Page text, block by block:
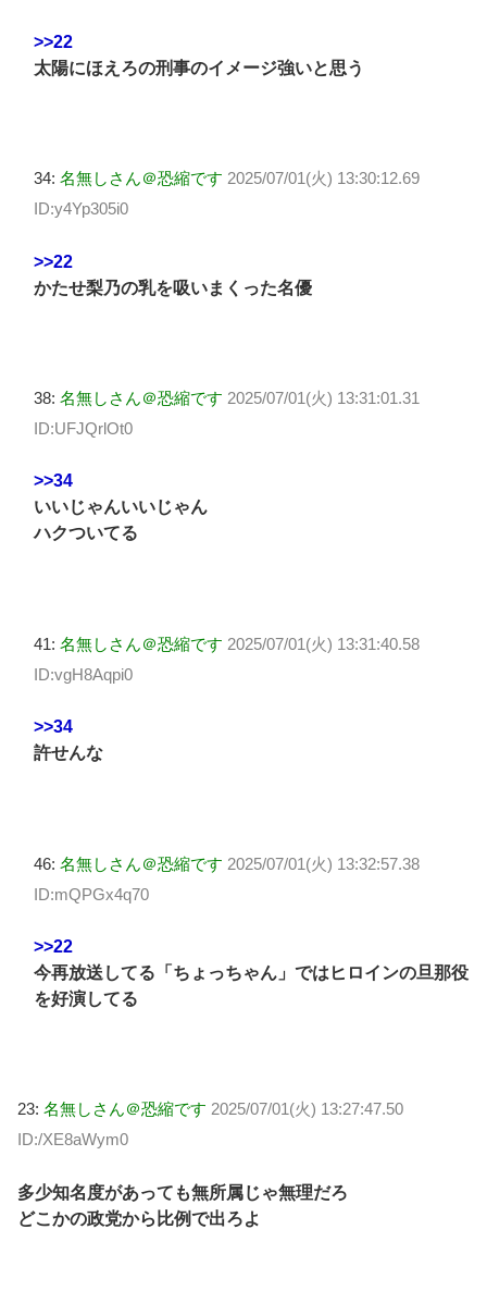
>>22
太陽にほえろの刑事のイメージ強いと思う
34: 名無しさん＠恐縮です 2025/07/01(火) 13:30:12.69
ID:y4Yp305i0
>>22
かたせ梨乃の乳を吸いまくった名優
38: 名無しさん＠恐縮です 2025/07/01(火) 13:31:01.31
ID:UFJQrlOt0
>>34
いいじゃんいいじゃん
ハクついてる
41: 名無しさん＠恐縮です 2025/07/01(火) 13:31:40.58
ID:vgH8Aqpi0
>>34
許せんな
46: 名無しさん＠恐縮です 2025/07/01(火) 13:32:57.38
ID:mQPGx4q70
>>22
今再放送してる「ちょっちゃん」ではヒロインの旦那役
を好演してる
23: 名無しさん＠恐縮です 2025/07/01(火) 13:27:47.50
ID:/XE8aWym0
多少知名度があっても無所属じゃ無理だろ
どこかの政党から比例で出ろよ